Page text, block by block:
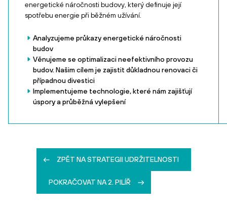
energetické náročnosti budovy, který definuje její
spotřebu energie při běžném užívání.
Analyzujeme průkazy energetické náročnosti
budov
Věnujeme se optimalizaci neefektivního provozu
budov. Našim cílem je zajistit důkladnou renovaci či
případnou divestici
Implementujeme technologie, které nám zajišťují
úspory a průběžná vylepšení
ZPĚT NA STRATEGII UDRŽITELNOSTI
POKRAČOVAT NA 2. PILÍŘ